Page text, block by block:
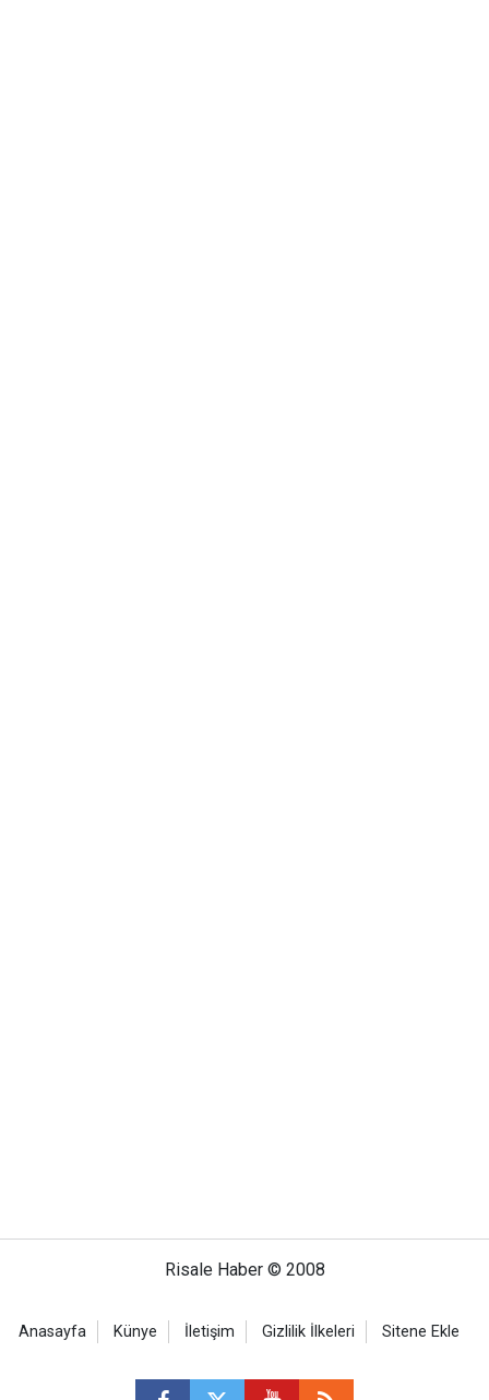
Risale Haber © 2008
Anasayfa Künye İletişim Gizlilik İlkeleri Sitene Ekle